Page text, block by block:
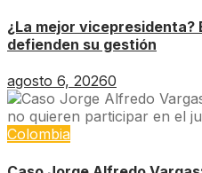
¿La mejor vicepresidenta?
defienden su gestión
agosto 6, 20260
Colombia